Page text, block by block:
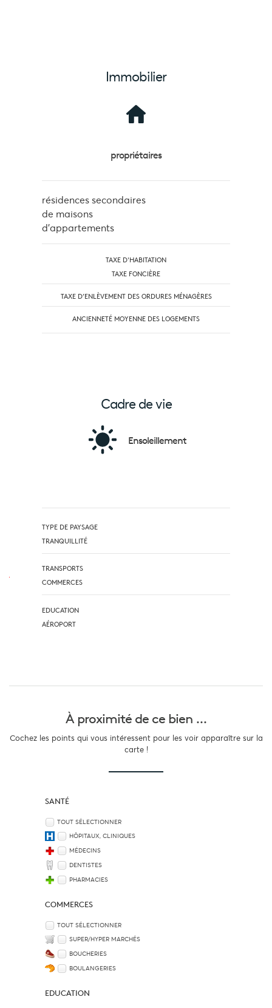
Immobilier
propriétaires
résidences secondaires
de maisons
d'appartements
TAXE D'HABITATION
TAXE FONCIÈRE
TAXE D’ENLÈVEMENT DES ORDURES MÉNAGÈRES
ANCIENNETÉ MOYENNE DES LOGEMENTS
Cadre de vie
Ensoleillement
TYPE DE PAYSAGE
TRANQUILLITÉ
TRANSPORTS
COMMERCES
EDUCATION
AÉROPORT
À proximité de ce bien ...
Cochez les points qui vous intéressent pour les voir apparaître sur la
carte !
SANTÉ
TOUT SÉLECTIONNER
HÔPITAUX, CLINIQUES
MÉDECINS
DENTISTES
PHARMACIES
COMMERCES
TOUT SÉLECTIONNER
SUPER/HYPER MARCHÉS
BOUCHERIES
BOULANGERIES
EDUCATION